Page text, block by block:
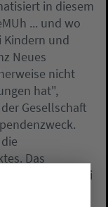
in diesem
... und wo
Kindern und
Neues
nicht
hat",
Gesellschaft
Das
Umsetzung sei